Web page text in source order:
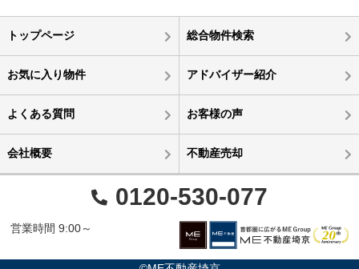
トップページ 総合物件検索
お気に入り物件 アドバイザー紹介
よくある質問 お客様の声
会社概要 不動産売却
0120-530-077
営業時間 9:00～